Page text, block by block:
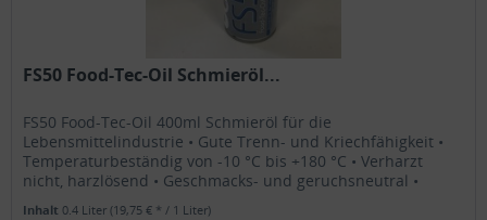
FS50 Food-Tec-Oil Schmieröl...
FS50 Food-Tec-Oil 400ml Schmieröl für die
Lebensmittelindustrie • Gute Trenn- und Kriechfähigkeit •
Temperaturbeständig von -10 °C bis +180 °C • Verharzt
nicht, harzlösend • Geschmacks- und geruchsneutral •
Inhalt 0.4 Liter(19,75 € * / 1 Liter)